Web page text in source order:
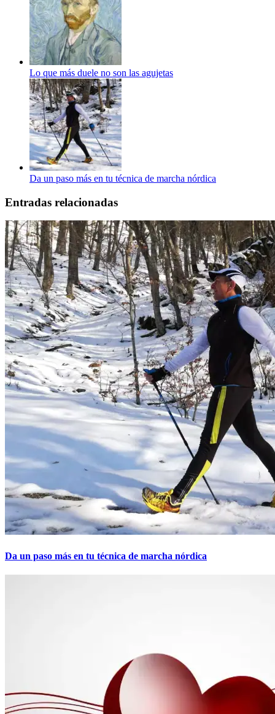
Lo que más duele no son las agujetas
Da un paso más en tu técnica de marcha nórdica
Entradas relacionadas
Da un paso más en tu técnica de marcha nórdica